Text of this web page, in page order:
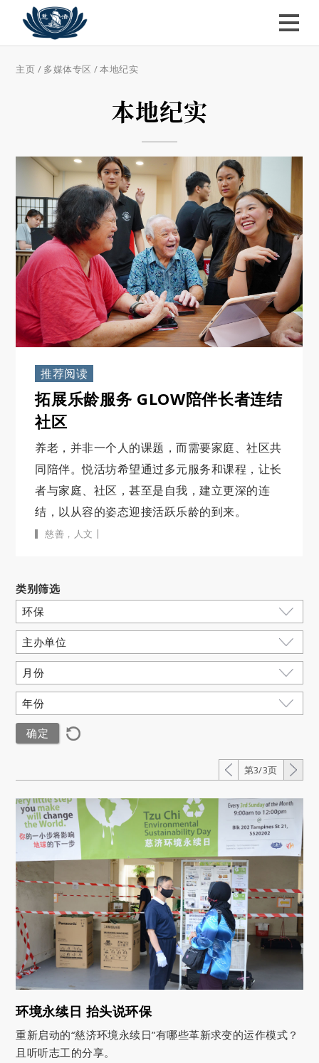
主页 / 多媒体专区 /本地纪实
本地纪实
推荐阅读
拓展乐龄服务 GLOW陪伴长者连结
社区
养老，并非一个人的课题，而需要家庭、社区共
同陪伴。悦活坊希望通过多元服务和课程，让长
者与家庭、社区，甚至是自我，建立更深的连
结，以从容的姿态迎接活跃乐龄的到来。
慈善 ， 人文 |
类别筛选
第3/3页
环境永续日 抬头说环保
重新启动的“慈济环境永续日”有哪些革新求变的运作模式？
且听听志工的分享。